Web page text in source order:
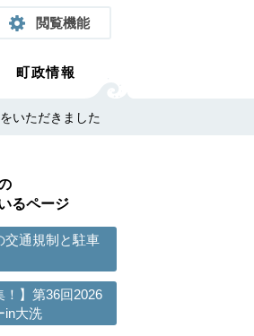
閲覧機能
町政情報
いただきました
るページ
交通規制と駐車
！】第36回2026
in大洗